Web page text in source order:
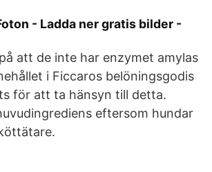
- Ladda ner gratis bilder -
att de inte har enzymet amylas
i Ficcaros belöningsgodis
för att ta hänsyn till detta.
eftersom hundar